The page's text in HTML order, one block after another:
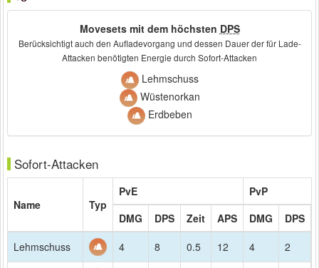
Movesets mit dem höchsten DPS
Berücksichtigt auch den Aufladevorgang und dessen Dauer der für Lade-
Attacken benötigten Energie durch Sofort-Attacken
Lehmschuss
Wüstenorkan
Erdbeben
Sofort-Attacken
Name Typ
PvE
PvP
DMG
DPS Zeit APS DMG DPS
Lehmschuss
4 8 0.5 12 4 2